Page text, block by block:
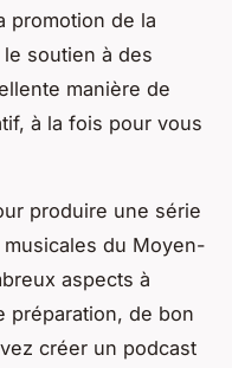
promotion de la
soutien à des
manière de
à la fois pour vous
produire une série
du Moyen-
aspects à
préparation, de bon
créer un podcast